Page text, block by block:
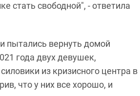
стать свободной", - ответила
пытались вернуть домой
года двух девушек,
из кризисного центра в
что у них все хорошо, и